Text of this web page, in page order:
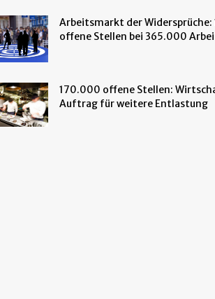
Arbeitsmarkt der
offene Stellen bei 365.000
170.000 offene Stellen:
Auftrag für weitere Entlastung